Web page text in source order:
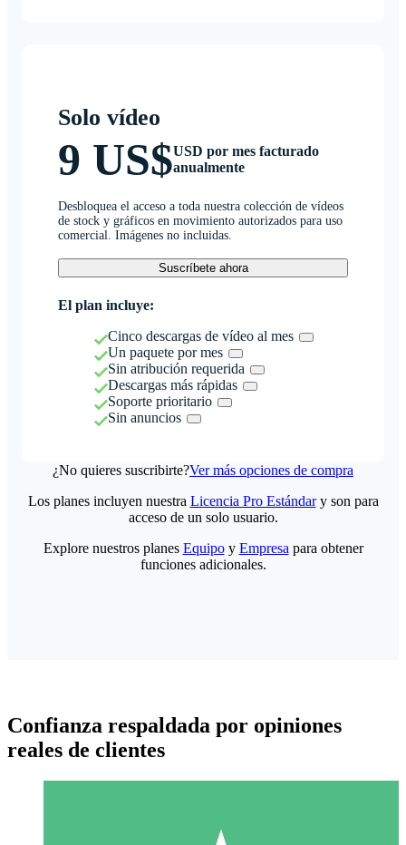
Solo vídeo
9 US$USD por mes facturado
anualmente
Desbloquea el acceso a toda nuestra colección de vídeos
de stock y gráficos en movimiento autorizados para uso
comercial. Imágenes no incluidas.
Suscríbete ahora
El plan incluye:
Cinco descargas de vídeo al mes
Un paquete por mes
Sin atribución requerida
Descargas más rápidas
Soporte prioritario
Sin anuncios
¿No quieres suscribirte?Ver más opciones de compra
Los planes incluyen nuestra Licencia Pro Estándary son para
acceso de un solo usuario.
Explore nuestros planes Equipoy Empresa para obtener
funciones adicionales.
Confianza respaldada por opiniones
reales de clientes